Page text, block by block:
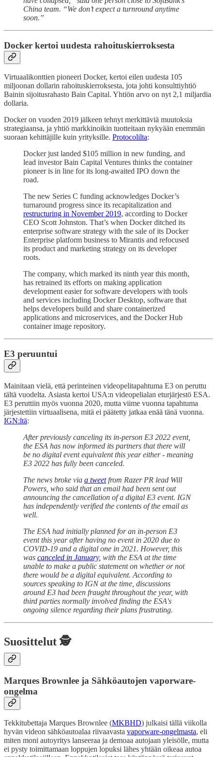
China team. “We don’t expect a turnround anytime
soon.”
Docker kertoi uudesta rahoituskierroksesta
Virtuaalikonttien pioneeri Docker, kertoi eilen uudesta 105
miljoonan dollarin rahoituskierroksesta, jota johti konsulttiyhtiö
Bainin sijoitusrahasto Bain Capital. Yhtiön arvo on nyt 2,1 miljardia
dollaria.
Docker on vuoden 2019 jälkeen tehnyt merkittäviä muutoksia
strategiaansa, ja yhtiö markkinoikin tuotteitaan nykyään enemmän
suoraan kehittäjille kuin yrityksille. Protocolilta:
Docker just landed $105 million in new funding, and
lead investor Bain Capital Ventures thinks the container
pioneer is in line for its long-awaited IPO down the
road.
The new Series C funding acknowledges Docker’s
turnaround progress since its recapitalization and
restructuring in November 2019, according to Docker
CEO Scott Johnston. That’s when Docker ditched its
enterprise software strategy with the sale of its Docker
Enterprise platform business to Mirantis and refocused
its product and marketing strategy on its developer
roots.
The company, which marked its ninth year this month,
has retrained its efforts on making application
development easier for software developers with tools
and services including Docker Desktop, software that
helps developers build and share containerized
applications and microservices, and the Docker Hub
container image repository.
E3 peruuntui
Mainitaan vielä, että perinteinen videopelitapahtuma E3 on peruttu
tältä vuodelta. Asiasta kertoi USA:n videopelialan eturjärjestö ESA.
E3 peruttiin myös vuonna 2020, mutta viime vuonna tapahtuma
järjestettiin virtuaalisena, mitä ei päätetty jatkaa enää tänä vuonna.
IGN:ltä:
After previously canceling its in-person E3 2022 event,
the ESA has now informed its partners that there will
be no digital event equivalent this year either - meaning
E3 2022 has fully been canceled.
The news broke via a tweetfrom Razer PR lead Will
Powers, who said that an email had been sent out
announcing the cancellation of a digital E3 event. IGN
has independently verified the contents of the email as
well.
The ESA had initially planned for an in-person E3
event this year after having no event in 2020 due to
COVID-19 and a digital one in 2021. However, this
was canceled in January, with the ESA at the time
unable to make a public statement on whether or not
there would be a digital equivalent. According to
sources speaking to IGN at the time, discussions
around E3 had been fraught throughout the year, with
third parties normally involved finding the ESA's
ongoing silence regarding their plans frustrating.
Suosittelut 🕵️
Marques Brownlee ja Sähköautojen vaporware-
ongelma
Tekkitubettaja Marques Brownlee (MKBHD) julkaisi tällä viikolla
hyvän videon sähköautoalaa riivaavasta vaporware-ongelmasta, eli
miten moni autoyritys lanseeraa ja demoaa autojaan yleisölle, mutta
ei pysty toimittamaan loppujen lopuksi lähes yhtään oikeaa autoa